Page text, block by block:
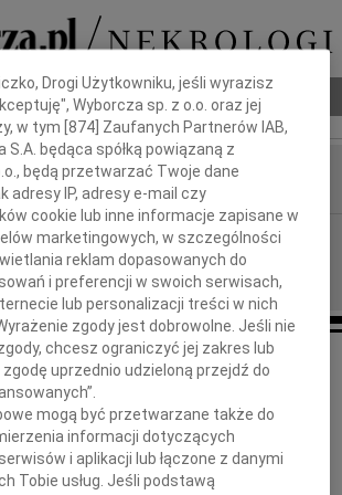
Poradnik pogrzebowy
Bydgoszcz
28.04.2023
Koleżance
Ewie Śrutek
wyrazy współczucia z powodu śmierci
Drogi Użytkowniku, jeśli wyrazisz
Wyborcza sp. z o.o. oraz jej
w tym [874 ] Zaufanych Partnerów IAB,
S.A. będąca spółką powiązaną z
będą przetwarzać Twoje dane
adresy IP, adresy e-mail czy
cookie lub inne informacje zapisane w
marketingowych, w szczególności
reklam dopasowanych do
i preferencji w swoich serwisach,
lub personalizacji treści w nich
zgody jest dobrowolne. Jeśli nie
chcesz ograniczyć jej zakres lub
uprzednio udzieloną przejdź do
mogą być przetwarzane także do
informacji dotyczących
i aplikacji lub łączone z danymi
Tobie usług. Jeśli podstawą